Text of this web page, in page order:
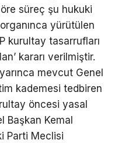
süreç şu hukuki
yürütülen
kurultay tasarrufları
kararı verilmiştir.
mevcut Genel
kademesi tedbiren
öncesi yasal
Başkan Kemal
Parti Meclisi